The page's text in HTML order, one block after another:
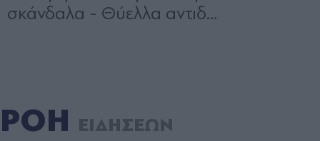
ΡΟΗ ΕΙΔΗΣΕΩΝ